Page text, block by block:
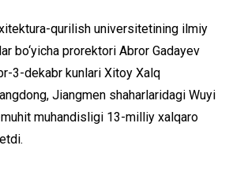
qurilish universitetining ilmiy
bo‘yicha prorektori Abror Gadayev
3-dekabr kunlari Xitoy Xalq
Jiangmen shaharlaridagi Wuyi
muhandisligi 13-milliy xalqaro